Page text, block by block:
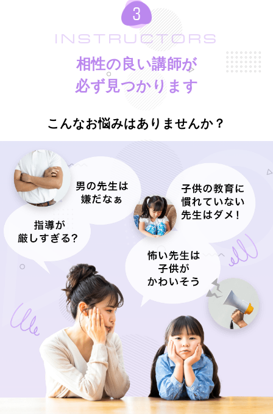
INSTRUCTORS
相性の良い講師が
必ず見つかります
こんなお悩みはありませんか？